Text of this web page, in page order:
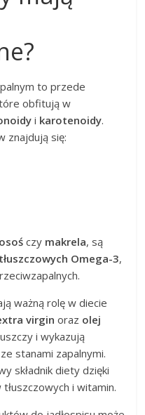
to przede
obfitują w
i karotenoidy.
znajdują się:
czy makrela, są
Omega-3,
ważną rolę w diecie
virgin oraz olej
i wykazują
stanami zapalnymi.
składnik diety dzięki
i witamin.